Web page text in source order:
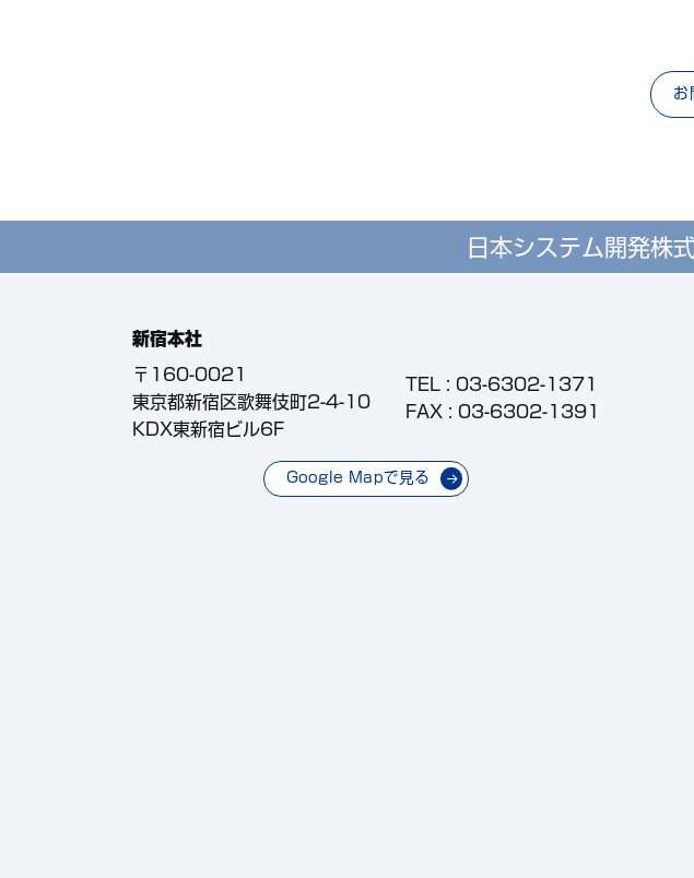
お
日本システム開発株
新宿本社
〒160-0021
東京都新宿区歌舞伎町2-4-10
KDX東新宿ビル6F
TEL : 03-6302-1371
FAX : 03-6302-1391
Google Mapで見る